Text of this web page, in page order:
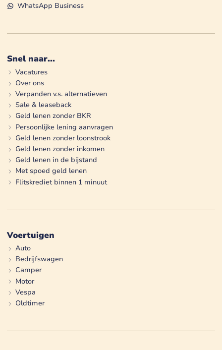
WhatsApp Business
Snel naar...
Vacatures
Over ons
Verpanden v.s. alternatieven
Sale & leaseback
Geld lenen zonder BKR
Persoonlijke lening aanvragen
Geld lenen zonder loonstrook
Geld lenen zonder inkomen
Geld lenen in de bijstand
Met spoed geld lenen
Flitskrediet binnen 1 minuut
Voertuigen
Auto
Bedrijfswagen
Camper
Motor
Vespa
Oldtimer